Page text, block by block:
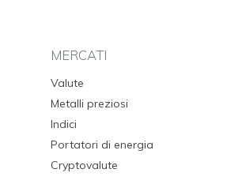
MERCATI
Valute
Metalli preziosi
Indici
Portatori di energia
Cryptovalute